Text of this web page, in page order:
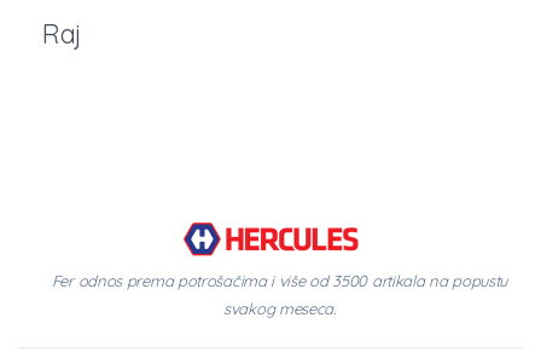
Raj
Fer odnos prema potrošačima i više od 3500 artikala na popustu
svakog meseca.